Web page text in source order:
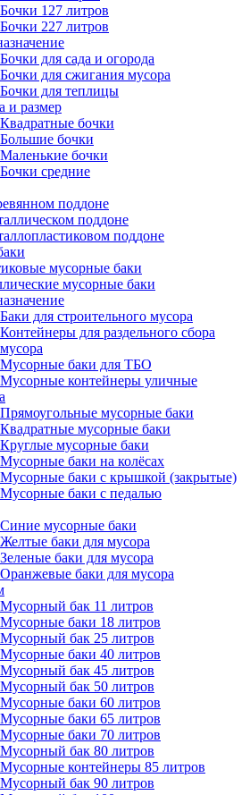
Бочки 127 литров
Бочки 227 литров
Бочки для сада и огорода
Бочки для сжигания мусора
Бочки для теплицы
и размер
Квадратные бочки
Большие бочки
Маленькие бочки
Бочки средние
поддоне
поддоне
поддоне
мусорные баки
мусорные баки
Баки для строительного мусора
Контейнеры для раздельного сбора
мусора
Мусорные баки для ТБО
Мусорные контейнеры уличные
Прямоугольные мусорные баки
Квадратные мусорные баки
Круглые мусорные баки
Мусорные баки на колёсах
Мусорные баки с крышкой (закрытые)
Мусорные баки с педалью
Синие мусорные баки
Желтые баки для мусора
Зеленые баки для мусора
Оранжевые баки для мусора
Мусорный бак 11 литров
Мусорные баки 18 литров
Мусорный бак 25 литров
Мусорные баки 40 литров
Мусорный бак 45 литров
Мусорный бак 50 литров
Мусорные баки 60 литров
Мусорные баки 65 литров
Мусорные баки 70 литров
Мусорный бак 80 литров
Мусорные контейнеры 85 литров
Мусорный бак 90 литров